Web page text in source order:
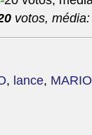
votos, média:
, lance, MARIO